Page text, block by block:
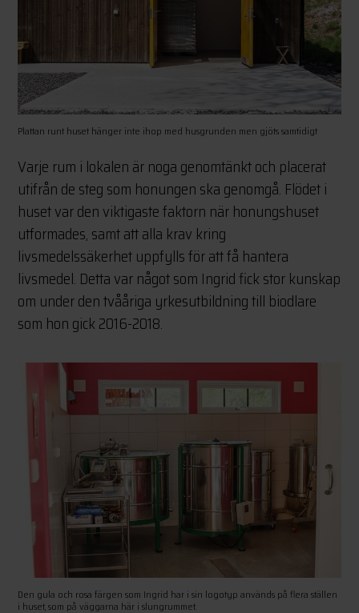
Plattan runt huset hänger inte ihop med husgrunden men gjöts samtidigt
Varje rum i lokalen är noga genomtänkt och placerat
utifrån de steg som honungen ska genomgå. Flödet i
huset var den viktigaste faktorn när honungshuset
utformades, samt att alla krav kring
livsmedelssäkerhet uppfylls för att få hantera
livsmedel. Detta var något som Ingrid fick stor kunskap
om under den tvååriga yrkesutbildning till biodlare
som hon gick 2016-2018.
Den gula och rosa färgen som Ingrid har i sin logotyp används på flera ställen
i huset, som på väggarna här i slungrummet.